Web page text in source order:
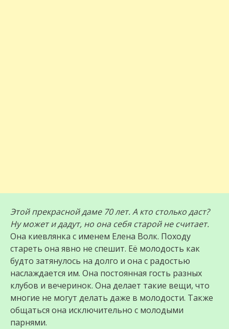
Этой прекрасной даме 70 лет. А кто столько даст?
Ну может и дадут, но она себя старой не считает.
Она киевлянка с именем Елена Волк. Походу
стареть она явно не спешит. Её молодость как
будто затянулось на долго и она с радостью
наслаждается им. Она постоянная гость разных
клубов и вечеринок. Она делает такие вещи, что
многие не могут делать даже в молодости. Также
общаться она исключительно с молодыми
парнями.